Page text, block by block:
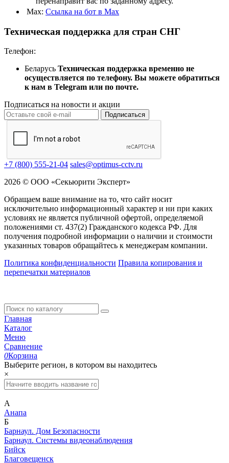
Max: Ссылка на бот в Max
Техническая поддержка для стран СНГ
Телефон:
Беларусь Техническая поддержка временно не
осуществляется по телефону. Вы можете обратиться
к нам в Telegram или по почте.
Подписаться на новости и акции
Подписаться
+7 (800) 555-21-04 sales@optimus-cctv.ru
2026 © ООО «Секьюрити Эксперт»
Обращаем ваше внимание на то, что сайт носит
исключительно информационный характер и ни при каких
условиях не является публичной офертой, определяемой
положениями ст. 437(2) Гражданского кодекса РФ. Для
получения подробной информации о наличии и стоимости
указанных товаров обращайтесь к менеджерам компании.
Политика конфиденциальности Правила копирования и
перепечатки материалов
Главная
Каталог
Меню
Сравнение
0Корзина
Выберите регион, в котором вы находитесь
×
А
Анапа
Б
Барнаул. Дом Безопасности
Барнаул. Системы видеонаблюдения
Бийск
Благовещенск